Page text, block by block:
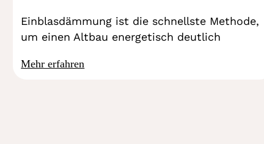
Einblasdämmung ist die schnellste Methode,
um einen Altbau energetisch deutlich
Mehr erfahren